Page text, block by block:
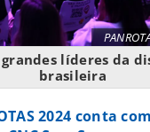
grandes líderes da
brasileira
2024 conta